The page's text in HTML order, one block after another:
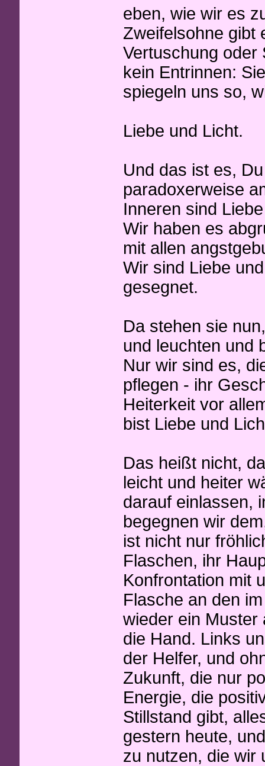
eben, wie wir es
Zweifelsohne gibt
Vertuschung oder
kein Entrinnen:
spiegeln uns so,
Liebe und Licht.
Und das ist es,
paradoxerweise
Inneren sind
Wir haben es
mit allen
Wir sind Liebe
gesegnet.
Da stehen sie
und leuchten und
Nur wir sind es,
pflegen - ihr
Heiterkeit vor
bist Liebe und
Das heißt nicht,
leicht und heiter
darauf einlassen,
begegnen wir
ist nicht nur
Flaschen, ihr
Konfrontation mit
Flasche an den
wieder ein Muster
die Hand. Links
der Helfer, und
Zukunft, die nur
Energie, die
Stillstand gibt,
gestern heute,
zu nutzen, die wir